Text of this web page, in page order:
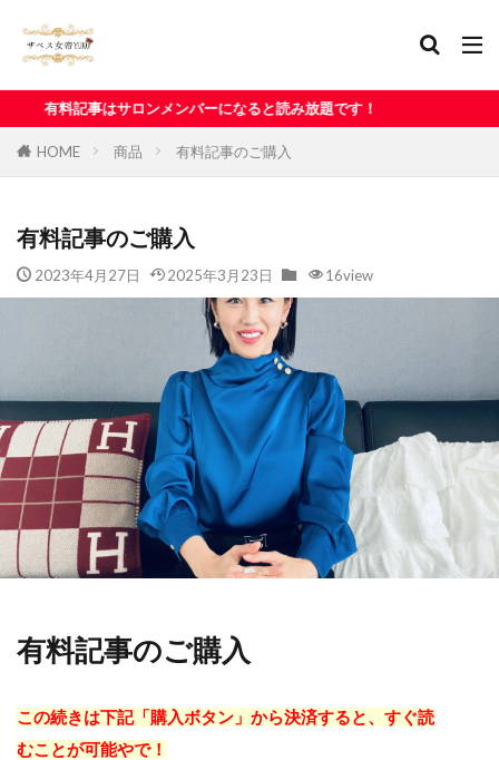
メンバーになると読み放題です！
HOME 商品 有料記事のご購入
有料記事のご購入
2023年4月27日 2025年3月23日 16view
有料記事のご購入
この続きは下記「購入ボタン」から決済すると、すぐ読
むことが可能やで！